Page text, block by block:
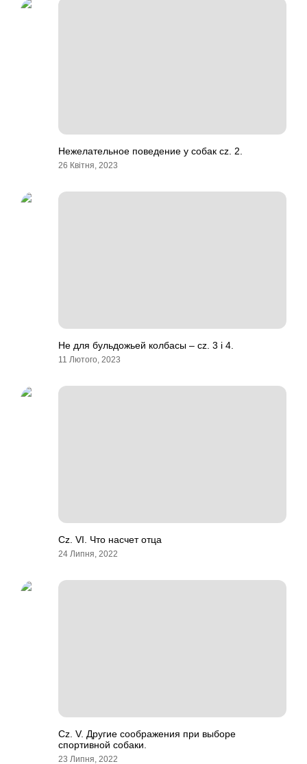
Нежелательное поведение у собак cz. 2.
26 Квітня, 2023
Не для бульдожьей колбасы – cz. 3 i 4.
11 Лютого, 2023
Cz. VI. Что насчет отца
24 Липня, 2022
Cz. V. Другие соображения при выборе
спортивной собаки.
23 Липня, 2022